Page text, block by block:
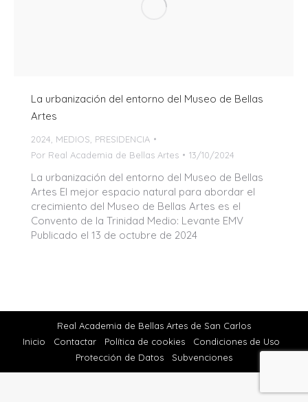
La urbanización del entorno del Museo de Bellas
Artes
2024 MEDIOS PRESIDENCIA
Por Real Academia de Bellas Artes 13/10/2024
La urbanización del entorno del Museo de Bellas
Artes El mejor espacio natural para abordar el
crecimiento del Museo de Bellas Artes es el
Convento de la Trinidad Medio: Levante EMV
Publicado el 13 de octubre de 2024
Real Academia de Bellas Artes de San Carlos
Inicio
Contactar Política de cookies
Condiciones de Uso
Protección de Datos
Subvenciones